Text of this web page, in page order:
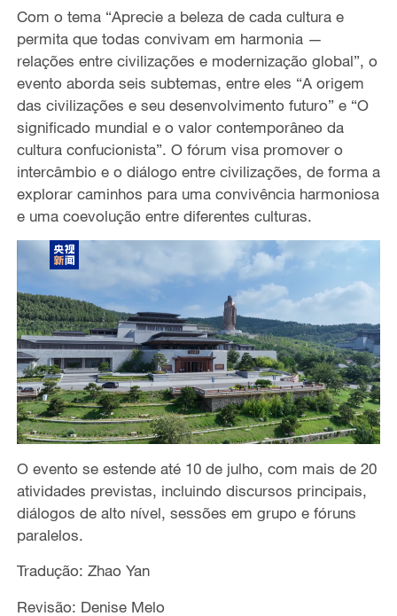
Com o tema “Aprecie a beleza de cada cultura e
permita que todas convivam em harmonia —
relações entre civilizações e modernização global”, o
evento aborda seis subtemas, entre eles “A origem
das civilizações e seu desenvolvimento futuro” e “O
significado mundial e o valor contemporâneo da
cultura confucionista”. O fórum visa promover o
intercâmbio e o diálogo entre civilizações, de forma a
explorar caminhos para uma convivência harmoniosa
e uma coevolução entre diferentes culturas.
O evento se estende até 10 de julho, com mais de 20
atividades previstas, incluindo discursos principais,
diálogos de alto nível, sessões em grupo e fóruns
paralelos.
Tradução: Zhao Yan
Revisão: Denise Melo